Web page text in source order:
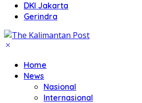
DKI Jakarta
Gerindra
Home
News
Nasional
Internasional